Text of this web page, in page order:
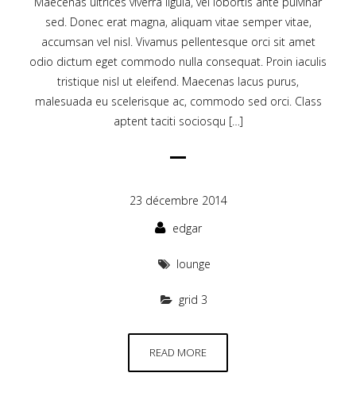
sed. Donec erat magna, aliquam vitae semper vitae,
accumsan vel nisl. Vivamus pellentesque orci sit amet
odio dictum eget commodo nulla consequat. Proin iaculis
tristique nisl ut eleifend. Maecenas lacus purus,
malesuada eu scelerisque ac, commodo sed orci. Class
aptent taciti sociosqu […]
23 décembre 2014
edgar
lounge
grid 3
READ MORE